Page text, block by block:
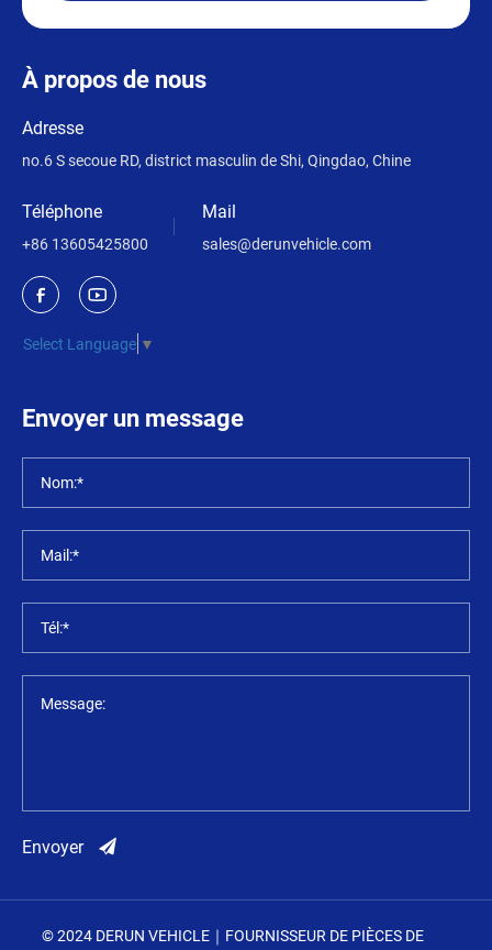
À propos de nous
Adresse
no.6 S secoue RD, district masculin de Shi, Qingdao, Chine
Téléphone
+86 13605425800
Mail
sales@derunvehicle.com
Select Language ▼
Envoyer un message
Nom:*
Mail:*
Tél:*
Message:
Envoyer
© 2024 DERUN VEHICLE｜FOURNISSEUR DE PIÈCES DE